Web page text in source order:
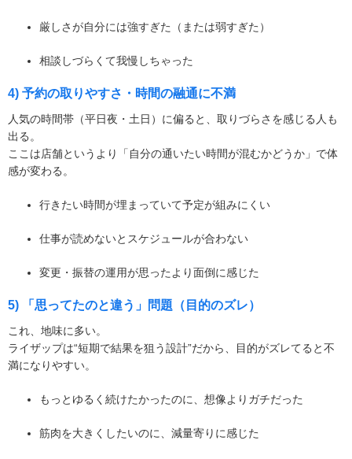
厳しさが自分には強すぎた（または弱すぎた）
相談しづらくて我慢しちゃった
4) 予約の取りやすさ・時間の融通に不満
人気の時間帯（平日夜・土日）に偏ると、取りづらさを感じる人も
出る。
ここは店舗というより「自分の通いたい時間が混むかどうか」で体
感が変わる。
行きたい時間が埋まっていて予定が組みにくい
仕事が読めないとスケジュールが合わない
変更・振替の運用が思ったより面倒に感じた
5) 「思ってたのと違う」問題（目的のズレ）
これ、地味に多い。
ライザップは“短期で結果を狙う設計”だから、目的がズレてると不
満になりやすい。
もっとゆるく続けたかったのに、想像よりガチだった
筋肉を大きくしたいのに、減量寄りに感じた